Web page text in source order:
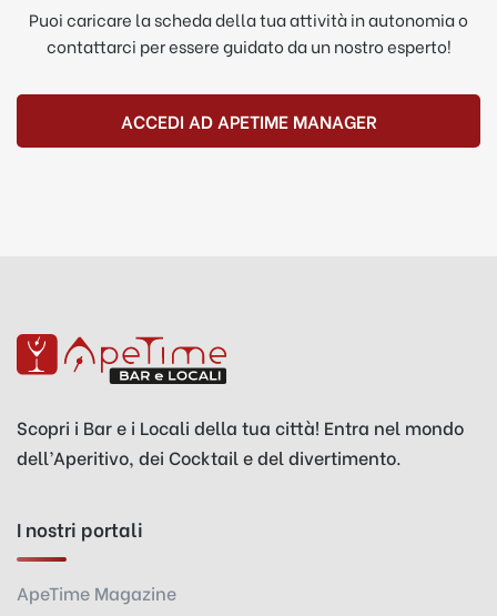
Puoi caricare la scheda della tua attività in autonomia o
contattarci per essere guidato da un nostro esperto!
ACCEDI AD APETIME MANAGER
Scopri i Bar e i Locali della tua città! Entra nel mondo
dell’Aperitivo, dei Cocktail e del divertimento.
I nostri portali
ApeTime Magazine